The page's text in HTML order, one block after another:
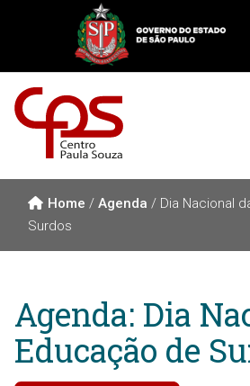
Home / Agenda / Dia Nacional
Surdos
Agenda: Dia
Educação de